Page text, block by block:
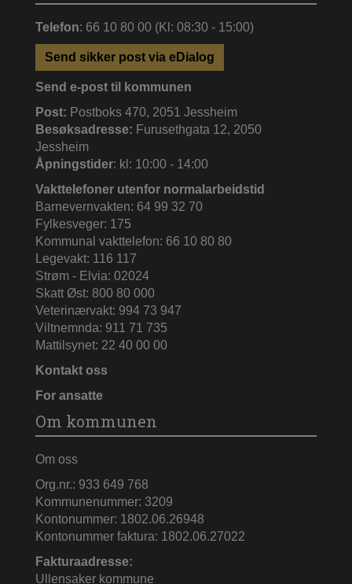
Telefon: 66 10 80 00 (Kl: 08:30 - 15:00)
Send sikker post via eDialog
Send e-post til kommunen
Post: Postboks 470, 2051 Jessheim
Besøksadresse: Furusethgata 12, 2050
Jessheim
Åpningstider: kl: 10:00 - 14:00
Vakttelefoner utenfor normalarbeidstid
Barnevernvakten: 64 99 32 70
Fylkesveger: 175
Kommunal vakttelefon: 66 10 80 80
Legevakt: 116 117
Strøm - Elvia: 02024
Skatt Øst: 800 80 000
Veterinærvakt: 994 73 947
Viltnemnda: 911 71 735
Mattilsynet: 22 40 00 00
Kontakt oss
For ansatte
Om kommunen
Om oss
Org.nr.: 933 649 768
Kommunenummer: 3209
Kontonummer: 1802.06.26948
Kontonummer faktura: 1802.06.27022
Fakturaadresse:
Ullensaker kommune